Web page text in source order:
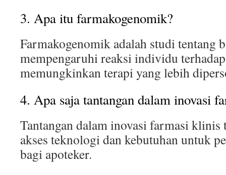
3. Apa itu farmakogenomik?
Farmakogenomik adalah studi tentang
mempengaruhi reaksi individu
memungkinkan terapi yang lebih
4. Apa saja tantangan dalam inovasi
Tantangan dalam inovasi farmasi klinis
akses teknologi dan kebutuhan untuk
bagi apoteker.